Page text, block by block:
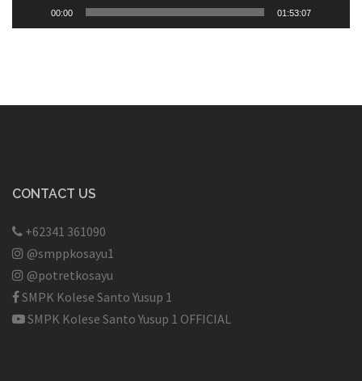
00:00 01:53:07
CONTACT US
+62341 361090
@smppkosayu1
@potretkosayu
SMPK Kolese Santo Yusup 1
SMPK Kolese Santo Yusup 1 OFFICIAL